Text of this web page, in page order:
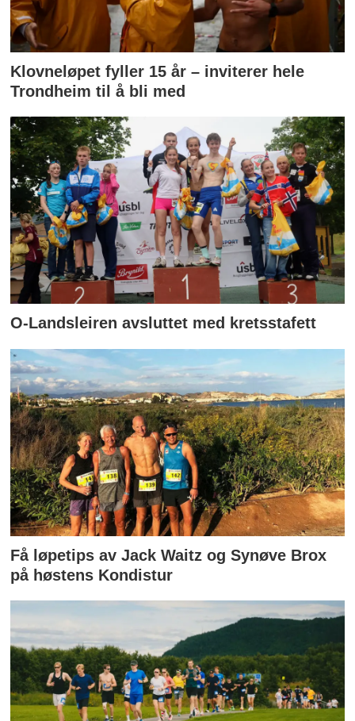
Klovneløpet fyller 15 år – inviterer hele
Trondheim til å bli med
O-Landsleiren avsluttet med kretsstafett
Få løpetips av Jack Waitz og Synøve Brox
på høstens Kondistur